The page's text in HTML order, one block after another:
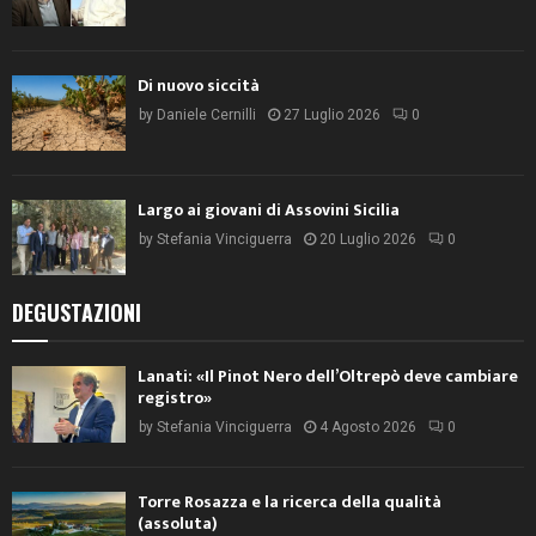
Di nuovo siccità
by Daniele Cernilli 27 Luglio 2026 0
Largo ai giovani di Assovini Sicilia
by Stefania Vinciguerra 20 Luglio 2026 0
DEGUSTAZIONI
Lanati: «Il Pinot Nero dell’Oltrepò deve cambiare
registro»
by Stefania Vinciguerra 4 Agosto 2026 0
Torre Rosazza e la ricerca della qualità
(assoluta)